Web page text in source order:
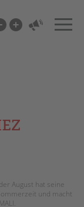
August hat seine
und macht